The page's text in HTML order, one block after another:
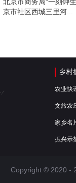
北京市商务局“一刻钟
京市社区西城三里河...
乡村
农业快
文旅农
家乡名
振兴示
Copyright © 2020 -